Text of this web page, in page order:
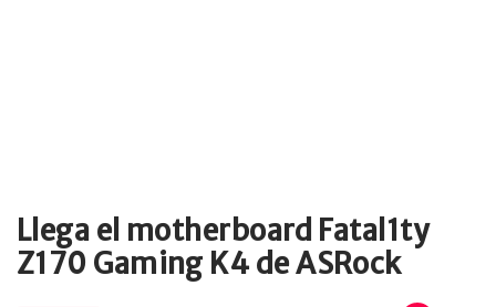
Llega el motherboard Fatal1ty
Z170 Gaming K4 de ASRock